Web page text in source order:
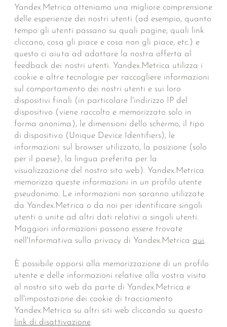
Yandex.Metrica otteniamo una migliore comprensione
delle esperienze dei nostri utenti (ad esempio, quanto
tempo gli utenti passano su quali pagine, quali link
cliccano, cosa gli piace e cosa non gli piace, etc.) e
questo ci aiuta ad adattare la nostra offerta al
feedback dei nostri utenti. Yandex.Metrica utilizza i
cookie e altre tecnologie per raccogliere informazioni
sul comportamento dei nostri utenti e sui loro
dispositivi finali (in particolare l'indirizzo IP del
dispositivo (viene raccolto e memorizzato solo in
forma anonima), le dimensioni dello schermo, il tipo
di dispositivo (Unique Device Identifiers), le
informazioni sul browser utilizzato, la posizione (solo
per il paese), la lingua preferita per la
visualizzazione del nostro sito web). Yandex.Metrica
memorizza queste informazioni in un profilo utente
pseudonimo. Le informazioni non saranno utilizzate
da Yandex.Metrica o da noi per identificare singoli
utenti o unite ad altri dati relativi a singoli utenti.
Maggiori informazioni possono essere trovate
nell'Informativa sulla privacy di Yandex.Metrica qui.
È possibile opporsi alla memorizzazione di un profilo
utente e delle informazioni relative alla vostra visita
al nostro sito web da parte di Yandex.Metrica e
all'impostazione dei cookie di tracciamento
Yandex.Metrica su altri siti web cliccando su questo
link di disattivazione.